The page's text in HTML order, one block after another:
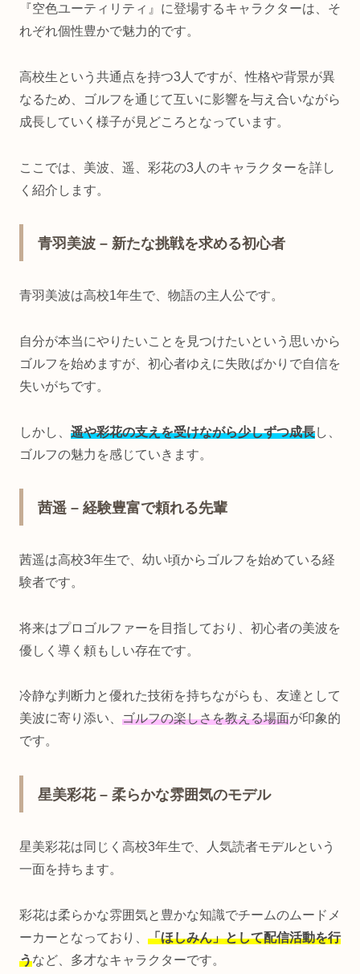
『空色ユーティリティ』に登場するキャラクターは、そ
れぞれ個性豊かで魅力的です。
高校生という共通点を持つ3人ですが、性格や背景が異
なるため、ゴルフを通じて互いに影響を与え合いながら
成長していく様子が見どころとなっています。
ここでは、美波、遥、彩花の3人のキャラクターを詳し
く紹介します。
青羽美波 – 新たな挑戦を求める初心者
青羽美波は高校1年生で、物語の主人公です。
自分が本当にやりたいことを見つけたいという思いから
ゴルフを始めますが、初心者ゆえに失敗ばかりで自信を
失いがちです。
しかし、 遥や彩花の支えを受けながら少しずつ成長し、
ゴルフの魅力を感じていきます。
茜遥 – 経験豊富で頼れる先輩
茜遥は高校3年生で、幼い頃からゴルフを始めている経
験者です。
将来はプロゴルファーを目指しており、初心者の美波を
優しく導く頼もしい存在です。
冷静な判断力と優れた技術を持ちながらも、友達として
美波に寄り添い、 ゴルフの楽しさを教える場面が印象的
です。
星美彩花 – 柔らかな雰囲気のモデル
星美彩花は同じく高校3年生で、人気読者モデルという
一面を持ちます。
彩花は柔らかな雰囲気と豊かな知識でチームのムードメ
ーカーとなっており、 「ほしみん」として配信活動を行
うなど、多才なキャラクターです。